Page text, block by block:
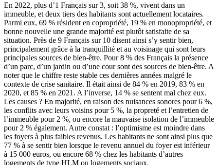
En 2022, plus d’1 Français sur 3, soit 38 %, vivent dans un
immeuble, et deux tiers des habitants sont actuellement locataires.
Parmi eux, 69 % résident en copropriété, 19 % en monopropriété, et
bonne nouvelle une grande majorité est plutôt satisfaite de sa
situation. Près de 9 Français sur 10 disent ainsi s’y sentir bien,
principalement grâce à la tranquillité et au voisinage qui sont leurs
principales sources de bien-être. Pour 8 % des Français la présence
d’un parc, d’un jardin ou d’une cour sont des sources de bien-être. A
noter que le chiffre reste stable ces dernières années malgré le
contexte de crise sanitaire. Il était ainsi de 84 % en 2019, 83 % en
2020, et 85 % en 2021. A l’inverse, 14 % se sentent mal chez eux.
Les causes ? En majorité, en raison des nuisances sonores pour 6 %,
les conflits avec leurs voisins pour 5 %, la propreté et l’entretien de
l’immeuble pour 2 %, ou encore la mauvaise isolation de l’immeuble
pour 2 % également. Autre constat : l’optimisme est moindre dans
les foyers à plus faibles revenus. Les habitants ne sont ainsi plus que
77 % à se sentir bien lorsque le revenu annuel du foyer est inférieur
à 15 000 euros, ou encore 68 % chez les habitants d’autres
logements de type HLM ou logements sociaux.